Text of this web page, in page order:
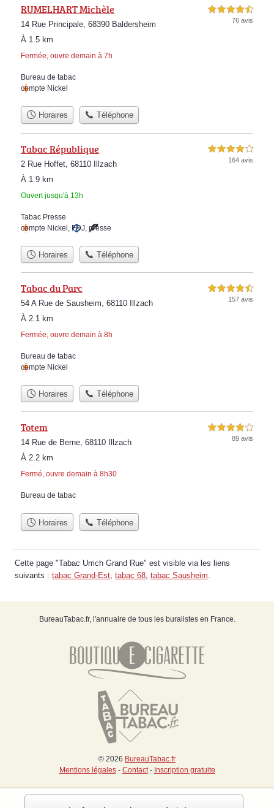
RUMELHART Michèle
14 Rue Principale, 68390 Baldersheim
À 1.5 km
Fermée, ouvre demain à 7h
4,5 étoiles sur 5
76 avis
Bureau de tabac
compte Nickel
Horaires Téléphone
Tabac République
2 Rue Hoffet, 68110 Illzach
À 1.9 km
Ouvert jusqu'à 13h
4,0 étoiles sur 5
164 avis
Tabac Presse
compte Nickel FDJ presse
Horaires Téléphone
Tabac du Parc
54 A Rue de Sausheim, 68110 Illzach
À 2.1 km
Fermée, ouvre demain à 8h
4,5 étoiles sur 5
157 avis
Bureau de tabac
compte Nickel
Horaires Téléphone
Totem
14 Rue de Berne, 68110 Illzach
À 2.2 km
Fermé, ouvre demain à 8h30
4,0 étoiles sur 5
89 avis
Bureau de tabac
Horaires Téléphone
Cette page "Tabac Urrich Grand Rue" est visible via les liens
suivants : tabac Grand-Est tabac 68 tabac Sausheim
BureauTabac.fr, l'annuaire de tous les buralistes en France.
© 2026 BureauTabac.fr
Mentions légales- Contact- Inscription gratuite